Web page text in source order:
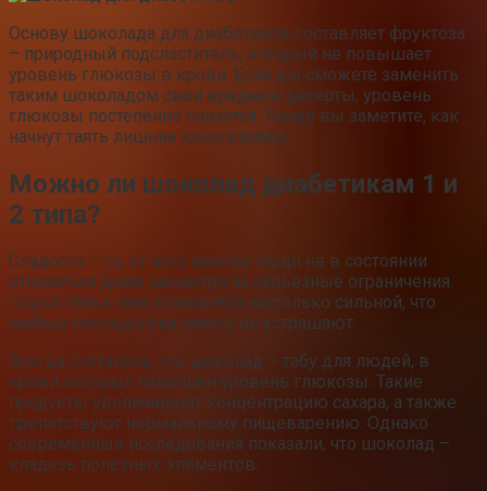
Основу шоколада для диабетиков составляет фруктоза
– природный подсластитель, который не повышает
уровень глюкозы в крови. Если вы сможете заменить
таким шоколадом свои вредные десерты, уровень
глюкозы постепенно снизится. Также вы заметите, как
начнут таять лишние килограммы.
Можно ли шоколад диабетикам 1 и
2 типа?
Сладости – то, от чего многие люди не в состоянии
отказаться даже несмотря на серьезные ограничения.
Порой тяга к ним становится настолько сильной, что
любые последствия ничуть не устрашают.
Всегда считалось, что шоколад – табу для людей, в
крови которых повышен уровень глюкозы. Такие
продукты увеличивают концентрацию сахара, а также
препятствуют нормальному пищеварению. Однако
современные исследования показали, что шоколад –
кладезь полезных элементов.